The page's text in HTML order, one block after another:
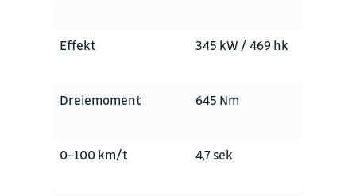
Effekt 345 kW / 469 hk
Dreiemoment 645 Nm
0–100 km/t 4,7 sek